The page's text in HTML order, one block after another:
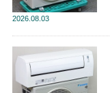
2026 08.03